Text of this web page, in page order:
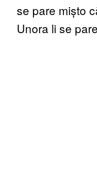
se pare mișto
Unora li se